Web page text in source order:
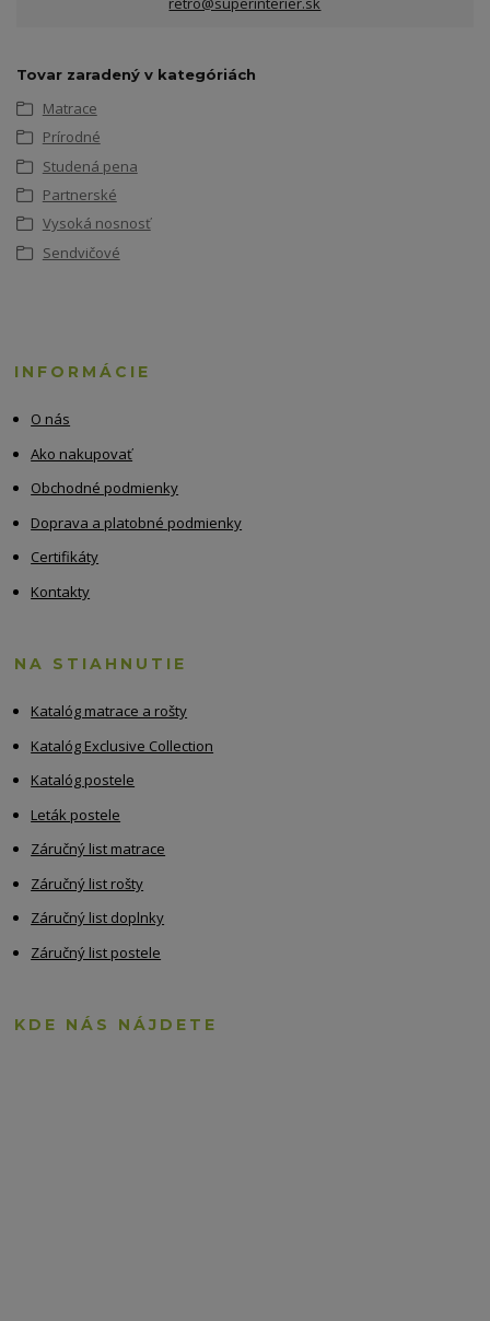
Tovar zaradený v kategóriách
Matrace
Prírodné
Studená pena
Partnerské
Vysoká nosnosť
Sendvičové
INFORMÁCIE
O nás
Ako nakupovať
Obchodné podmienky
Doprava a platobné podmienky
Certifikáty
Kontakty
NA STIAHNUTIE
Katalóg matrace a rošty
Katalóg Exclusive Collection
Katalóg postele
Leták postele
Záručný list matrace
Záručný list rošty
Záručný list doplnky
Záručný list postele
KDE NÁS NÁJDETE